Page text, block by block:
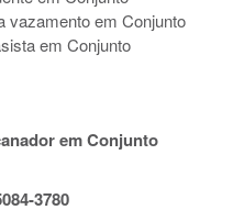
vazamento em Conjunto
em Conjunto
em Conjunto
3780